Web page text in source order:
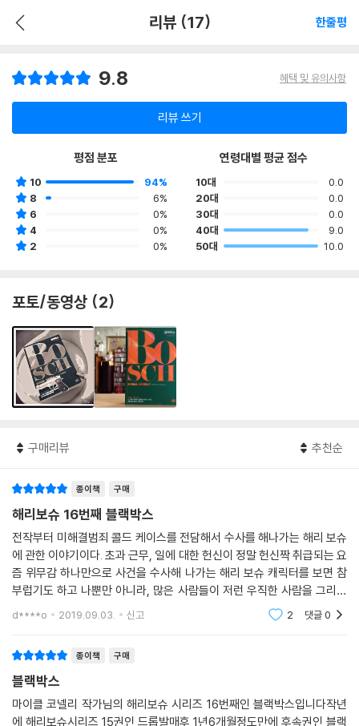
리뷰 (17) 한줄평
9.8 혜택 및 유의사항
리뷰 쓰기
평점 분포
10
94%
8
6%
6
0%
4
0%
2
0%
연령대별 평균 점수
10대
0.0
20대
0.0
30대
0.0
40대
9.0
50대
10.0
포토/동영상 (2)
구매리뷰 추천순
종이책 구매
해리보슈 16번째 블랙박스
전작부터 미해결범죄 콜드 케이스를 전담해서 수사를 해나가는 해리 보슈
에 관한 이야기이다. 초과 근무, 일에 대한 헌신이 정말 헌신짝 취급되는 요
즘 위무감 하나만으로 사건을 수사해 나가는 해리 보슈 캐릭터를 보면 참
부럽기도 하고 나뿐만 아니라, 많은 사람들이 저런 우직한 사람을 그리워
하는 구나 싶기도 하다. 1년만에 읽어서 인지 책을 들자마자 훗딱 읽어 버
d****o 2019.09.03. 신고 2 댓글0
종이책 구매
블랙박스
마이클 코넬리 작가님의 해리보슈 시리즈 16번째인 블랙박스입니다작년
에 해리보슈시리즈 15권인 드롭발매후 1년6개월정도만에 후속권인 블랙